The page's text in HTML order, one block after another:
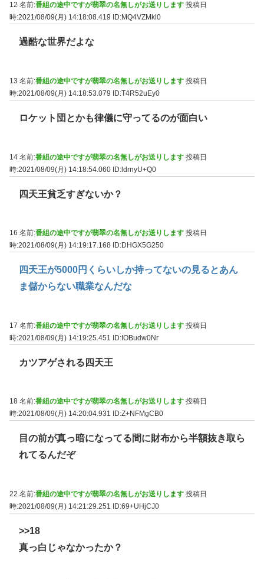
12 名前:番組の途中ですが翡翠の名無しがお送りします 投稿日
時:2021/08/09(月) 14:18:08.419
ID:MQ4VZMkl0
過酷な世界だよな
13 名前:番組の途中ですが翡翠の名無しがお送りします 投稿日
時:2021/08/09(月) 14:18:53.079
ID:T4R52uEy0
ロケット団とかも律儀に守ってるのが面白い
14 名前:番組の途中ですが翡翠の名無しがお送りします 投稿日
時:2021/08/09(月) 14:18:54.060 ID:ldrnyU+Q0
四天王貧乏すぎないか？
16 名前:番組の途中ですが翡翠の名無しがお送りします 投稿日
時:2021/08/09(月) 14:19:17.168 ID:DHGX5G250
四天王が5000円くらいしか持ってないの見るとあん
ま儲からない職業なんだな
17 名前:番組の途中ですが翡翠の名無しがお送りします 投稿日
時:2021/08/09(月) 14:19:25.451 ID:IOBudw0Nr
カツアゲされる四天王
18 名前:番組の途中ですが翡翠の名無しがお送りします 投稿日
時:2021/08/09(月) 14:20:04.931
ID:Z+NFMgCB0
目の前が真っ暗になってる間に財布から半額抜き取ら
れてるんだぞ
22 名前:番組の途中ですが翡翠の名無しがお送りします 投稿日
時:2021/08/09(月) 14:21:29.251
ID:69+UHjCJ0
>>18
真っ白じゃなかったか？